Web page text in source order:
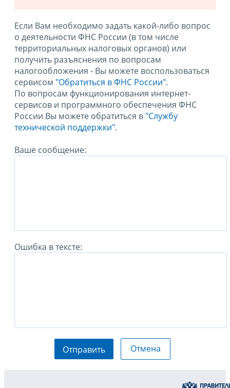
Если Вам необходимо задать какой-либо вопрос
о деятельности ФНС России (в том числе
территориальных налоговых органов) или
получить разъяснения по вопросам
налогообложения - Вы можете воспользоваться
сервисом "Обратиться в ФНС России".
По вопросам функционирования интернет-
сервисов и программного обеспечения ФНС
России Вы можете обратиться в "Службу
технической поддержки".
Ваше сообщение:
Ошибка в тексте:
Отправить Отмена